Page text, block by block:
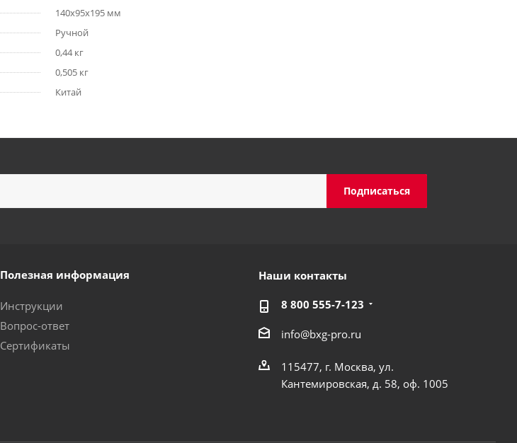
140х95х195 мм
Ручной
0,44 кг
0,505 кг
Китай
Полезная информация
Инструкции
Вопрос-ответ
Сертификаты
Наши контакты
8 800 555-7-123
info@bxg-pro.ru
115477, г. Москва, ул.
Кантемировская, д. 58, оф. 1005